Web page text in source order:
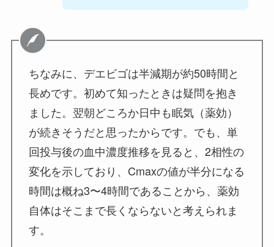
ちなみに、デエビゴは半減期が約50時間と
長めです。初めて知ったときは疑問を抱き
ました。翌朝どころか日中も眠気（薬効）
が続きそうだと思ったからです。でも、単
回投与後の血中濃度推移を見ると、2相性の
変化を示しており、Cmaxの値が半分になる
時間は概ね3〜4時間であることから、薬効
自体はそこまで長くならないと考えられま
す。